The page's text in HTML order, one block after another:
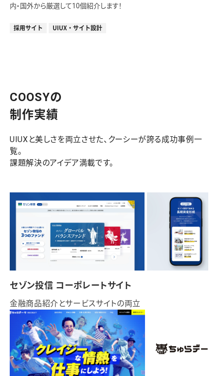
内・国外から厳選して10個紹介します！
採用サイト UIUX・サイト設計
COOSYの
制作実績
UIUXと美しさを両立させた、クーシーが誇る成功事例一
覧。
課題解決のアイデア満載です。
セゾン投信 コーポレートサイト
金融商品紹介とサービスサイトの両立